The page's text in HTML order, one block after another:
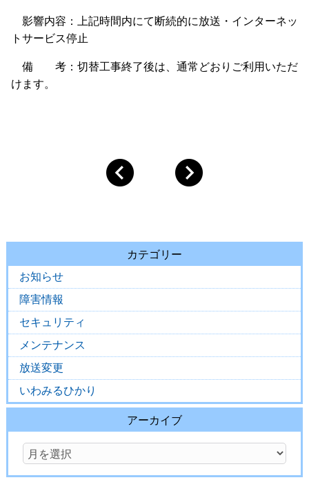
影響内容：上記時間内にて断続的に放送・インターネッ
トサービス停止
備 考：切替工事終了後は、通常どおりご利用いただ
けます。
カテゴリー
お知らせ
障害情報
セキュリティ
メンテナンス
放送変更
いわみるひかり
アーカイブ